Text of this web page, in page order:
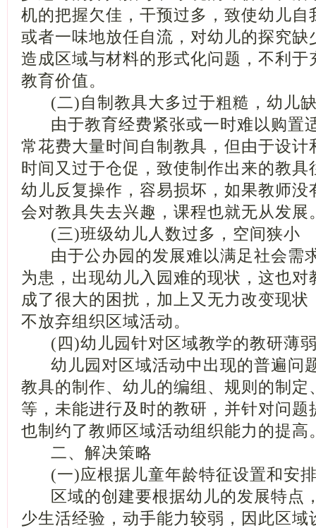
机的把握欠佳，干预过多，致使幼儿自
或者一味地放任自流，对幼儿的探究缺
造成区域与材料的形式化问题，不利于
教育价值。
(二)自制教具大多过于粗糙，幼儿
由于教育经费紧张或一时难以购置
常花费大量时间自制教具，但由于设计
时间又过于仓促，致使制作出来的教具
幼儿反复操作，容易损坏，如果教师没
会对教具失去兴趣，课程也就无从发展
(三)班级幼儿人数过多，空间狭小
由于公办园的发展难以满足社会需
为患，出现幼儿入园难的现状，这也
成了很大的困扰，加上又无力改变现
不放弃组织区域活动。
(四)幼儿园针对区域教学的教研薄
幼儿园对区域活动中出现的普遍问
教具的制作、幼儿的编组、规则的制定
等，未能进行及时的教研，并针对问题
也制约了教师区域活动组织能力的提高
二、解决策略
(一)应根据儿童年龄特征设置和安
区域的创建要根据幼儿的发展特点
少生活经验，动手能力较弱，因此区域